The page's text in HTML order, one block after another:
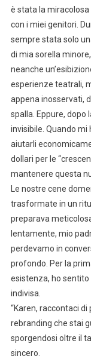
è stata la
con i miei genitori.
sempre stata solo
di mia sorella
neanche
esperienze teatrali,
appena inosservati,
spalla. Eppure, dopo
invisibile. Quando
aiutarli
dollari per le
mantenere questa
Le nostre cene
trasformate in un
preparava
lentamente, mio
perdevamo in
profondo. Per la
esistenza, ho sentito
indivisa.
“Karen, raccontaci
rebranding che stai
sporgendosi oltre il
sincero.